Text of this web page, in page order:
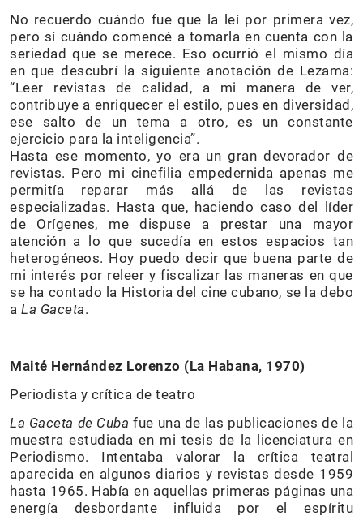
No recuerdo cuándo fue que la leí por primera vez,
pero sí cuándo comencé a tomarla en cuenta con la
seriedad que se merece. Eso ocurrió el mismo día
en que descubrí la siguiente anotación de Lezama:
“Leer revistas de calidad, a mi manera de ver,
contribuye a enriquecer el estilo, pues en diversidad,
ese salto de un tema a otro, es un constante
ejercicio para la inteligencia”.
Hasta ese momento, yo era un gran devorador de
revistas. Pero mi cinefilia empedernida apenas me
permitía reparar más allá de las revistas
especializadas. Hasta que, haciendo caso del líder
de Orígenes, me dispuse a prestar una mayor
atención a lo que sucedía en estos espacios tan
heterogéneos. Hoy puedo decir que buena parte de
mi interés por releer y fiscalizar las maneras en que
se ha contado la Historia del cine cubano, se la debo
a La Gaceta.
Maité Hernández Lorenzo (La Habana, 1970)
Periodista y crítica de teatro
La Gaceta de Cuba fue una de las publicaciones de la
muestra estudiada en mi tesis de la licenciatura en
Periodismo. Intentaba valorar la crítica teatral
aparecida en algunos diarios y revistas desde 1959
hasta 1965. Había en aquellas primeras páginas una
energía desbordante influida por el espíritu